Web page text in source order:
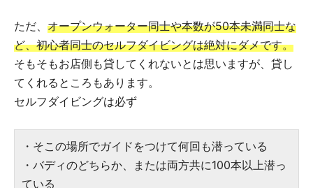
ただ、 オープンウォーター同士や本数が50本未満同士な
ど、初心者同士のセルフダイビングは絶対にダメです。
そもそもお店側も貸してくれないとは思いますが、貸し
てくれるところもあります。
セルフダイビングは必ず
・そこの場所でガイドをつけて何回も潜っている
・バディのどちらか、または両方共に100本以上潜っ
ている